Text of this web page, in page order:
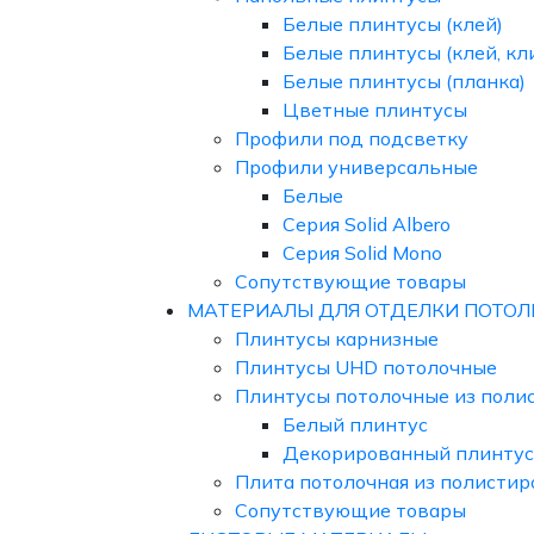
Белые плинтусы (клей)
Белые плинтусы (клей,
Белые плинтусы (планка)
Цветные плинтусы
Профили под подсветку
Профили универсальные
Белые
Серия Solid Albero
Серия Solid Mono
Сопутствующие товары
МАТЕРИАЛЫ ДЛЯ ОТДЕЛКИ
Плинтусы карнизные
Плинтусы UHD потолочные
Плинтусы потолочные из
Белый плинтус
Декорированный плинтус
Плита потолочная из
Сопутствующие товары